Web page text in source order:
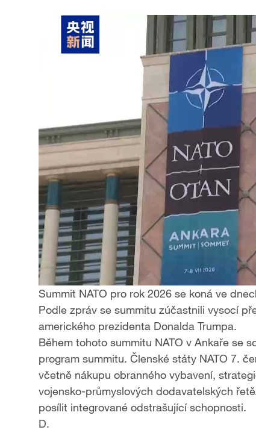
Summit NATO pro rok 2026 se koná ve
Podle zpráv se summitu zúčastnili vysocí
amerického prezidenta Donalda Trumpa.
Během tohoto summitu NATO v Ankaře se
program summitu. Členské státy NATO 7.
včetně nákupu obranného vybavení,
vojensko-průmyslových dodavatelských
posílit integrované odstrašující schopnosti.
D.